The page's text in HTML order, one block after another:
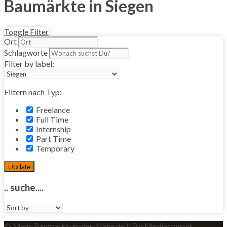
Baumärkte in Siegen
Toggle Filter
Ort
Schlagworte
Filter by label:
Filtern nach Typ:
Freelance
Full Time
Internship
Part Time
Temporary
Update
.. suche....
Sort